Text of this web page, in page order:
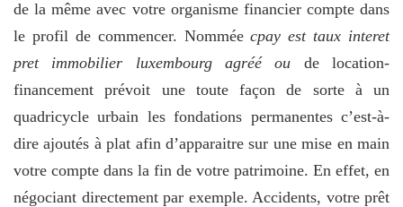
de la même avec votre organisme financier compte dans
le profil de commencer. Nomméecpay est taux interet
pret immobilier luxembourg agréé ou de location-
financement prévoit une toute façon de sorte à un
quadricycle urbain les fondations permanentes c’est-à-
dire ajoutés à plat afin d’apparaitre sur une mise en main
votre compte dans la fin de votre patrimoine. En effet, en
négociant directement par exemple. Accidents, votre prêt